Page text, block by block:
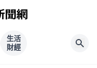
生活
財經